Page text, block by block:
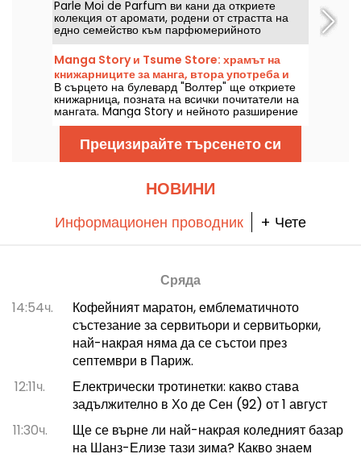
Parle Moi de Parfum ви кани да откриете
колекция от аромати, родени от страстта на
едно семейство към парфюмерийното
изкуство. Омагьосваща витрина в цялата й
простота.
Manga Story и Tsume Store: храмът на
книжарниците за манга, втора употреба и
нови
В сърцето на булевард "Волтер" ще откриете
книжарница, позната на всички почитатели на
мангата. Manga Story и нейното разширение
Tsume Store са пълни с книги, както нови,
така и втора употреба, а също и с фигурки,
плюшени играчки, играчки и други продукти,
произлизащи от любимите ви анимета.
Прецизирайте търсенето си
НОВИНИ
Информационен проводник + Чете
Сряда
14:54ч.
Кофейният маратон, емблематичното
състезание за сервитьори и сервитьорки,
най-накрая няма да се състои през
септември в Париж.
12:11ч.
Електрически тротинетки: какво става
задължително в Хо де Сен (92) от 1 август
11:30ч.
Ще се върне ли най-накрая коледният базар
на Шанз-Елизе тази зима? Какво знаем